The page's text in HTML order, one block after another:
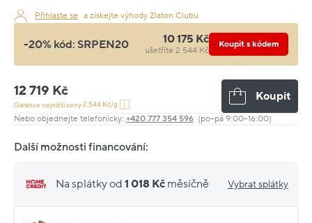
Přihlaste se a získejte výhody Zlaton Clubu
-20% kód: SRPEN20 10 175 Kč
ušetříte 2 544 Kč
Koupit s kódem
12 719 Kč
Garance nejnižší ceny:2 544 Kč/g
Koupit
Nebo objednejte telefonicky: +420 777 354 596 (po–pá 9:00–16:00)
Další možnosti financování:
Na splátky od 1 018 Kč měsíčně Vybrat splátky